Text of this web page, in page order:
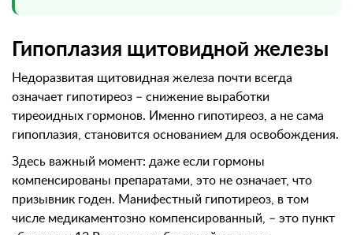
Гипоплазия щитовидной железы
Недоразвитая щитовидная железа почти всегда
означает гипотиреоз – снижение выработки
тиреоидных гормонов. Именно гипотиреоз, а не сама
гипоплазия, становится основанием для освобождения.
Здесь важный момент: даже если гормоны
компенсированы препаратами, это не означает, что
призывник годен. Манифестный гипотиреоз, в том
числе медикаментозно компенсированный, – это пункт